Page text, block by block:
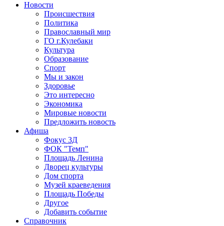
Новости
Происшествия
Политика
Православный мир
ГО г.Кулебаки
Культура
Образование
Спорт
Мы и закон
Здоровье
Это интересно
Экономика
Мировые новости
Предложить новость
Афиша
Фокус 3Д
ФОК "Темп"
Площадь Ленина
Дворец культуры
Дом спорта
Музей краеведения
Площадь Победы
Другое
Добавить событие
Справочник